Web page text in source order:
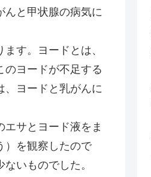
んと甲状腺の病気に
す。ヨードとは、
のヨードが不足する
、ヨードと乳がんに
サとヨード液をま
）を観察したので
いものでした。